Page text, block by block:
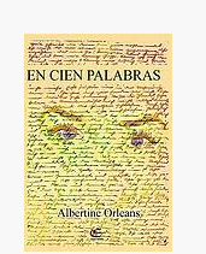
de
ayuda
a
la
navegación
Image